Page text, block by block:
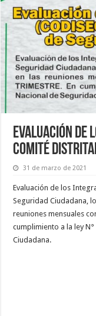
Evaluación de
Comité
31 de marzo de 2021
Evaluación de los
Seguridad Ciudadana,
reuniones mensuales
cumplimiento a la ley
Ciudadana.